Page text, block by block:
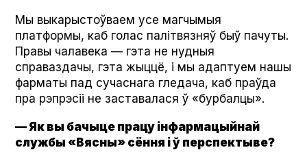
Мы выкарыстоўваем усе магчымыя
платформы, каб голас палітвязняў быў пачуты.
Правы чалавека — гэта не нудныя
справаздачы, гэта жыццё, і мы адаптуем нашы
фарматы пад сучаснага гледача, каб праўда
пра рэпрэсіі не заставалася ў «бурбалцы».
— Як вы бачыце працу інфармацыйнай
службы «Вясны» сёння і ў перспектыве?